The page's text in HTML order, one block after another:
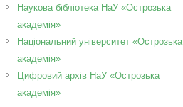
Наукова бібліотека НаУ «Острозька
академія»
Національний університет «Острозька
академія»
Цифровий архів НаУ «Острозька
академія»